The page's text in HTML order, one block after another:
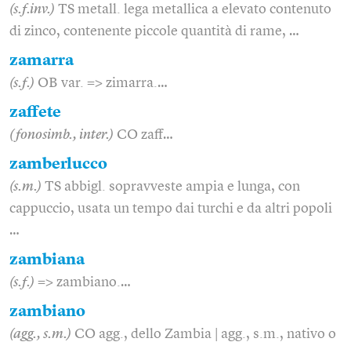
(s.f.inv.) TS metall. lega metallica a elevato contenuto
di zinco, contenente piccole quantità di rame, …
zamarra
(s.f.) OB var. => zimarra.…
zaffete
(fonosimb., inter.) CO zaff…
zamberlucco
(s.m.) TS abbigl. sopravveste ampia e lunga, con
cappuccio, usata un tempo dai turchi e da altri popoli
…
zambiana
(s.f.) => zambiano.…
zambiano
(agg., s.m.) CO agg., dello Zambia | agg., s.m., nativo o